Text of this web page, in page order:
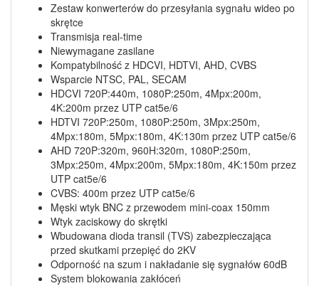
Zestaw konwerterów do przesyłania sygnału wideo po
skrętce
Transmisja real-time
Niewymagane zasilane
Kompatybilność z HDCVI, HDTVI, AHD, CVBS
Wsparcie NTSC, PAL, SECAM
HDCVI 720P:440m, 1080P:250m, 4Mpx:200m,
4K:200m przez UTP cat5e/6
HDTVI 720P:250m, 1080P:250m, 3Mpx:250m,
4Mpx:180m, 5Mpx:180m, 4K:130m przez UTP cat5e/6
AHD 720P:320m, 960H:320m, 1080P:250m,
3Mpx:250m, 4Mpx:200m, 5Mpx:180m, 4K:150m przez
UTP cat5e/6
CVBS: 400m przez UTP cat5e/6
Męski wtyk BNC z przewodem mini-coax 150mm
Wtyk zaciskowy do skrętki
Wbudowana dioda transil (TVS) zabezpieczająca
przed skutkami przepięć do 2KV
Odporność na szum i nakładanie się sygnałów 60dB
System blokowania zakłóceń